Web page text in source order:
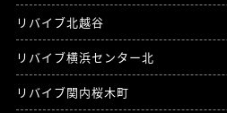
リバイブ北越谷
リバイブ横浜センター北
リバイブ関内桜木町